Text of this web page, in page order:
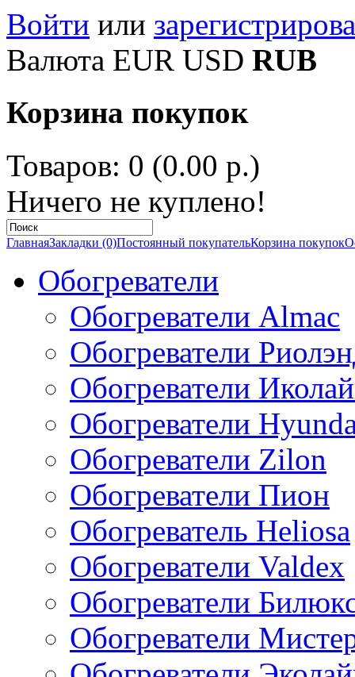
Войти или
Валюта EUR USD RUB
Корзина покупок
Товаров: 0 (0.00 р.)
Ничего не куплено!
ГлавнаяЗакладки (0)Постоянный покупательКорзина покупок
Обогреватели
Обогреватели Almac
Обогреватели
Обогреватели
Обогреватели
Обогреватели Zilon
Обогреватели Пион
Обогреватель Heliosa
Обогреватели Valdex
Обогреватели
Обогреватели